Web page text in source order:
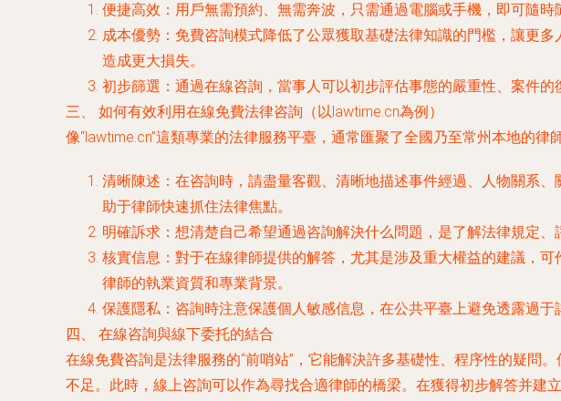
便捷高效 ：用戶無需預約、無需奔波，只需通過電腦或手機，即可隨
成本優勢 ：免費咨詢模式降低了公眾獲取基礎法律知識的門檻，讓更
造成更大損失。
初步篩選 ：通過在線咨詢，當事人可以初步評估事態的嚴重性、案件
三、 如何有效利用在線免費法律咨詢（以lawtime.cn為例）
像“lawtime.cn”這類專業的法律服務平臺，通常匯聚了全國乃至常州本地的律
清晰陳述 ：在咨詢時，請盡量客觀、清晰地描述事件經過、人物關系
助于律師快速抓住法律焦點。
明確訴求 ：想清楚自己希望通過咨詢解決什么問題，是了解法律規定
核實信息 ：對于在線律師提供的解答，尤其是涉及重大權益的建議，
律師的執業資質和專業背景。
保護隱私 ：咨詢時注意保護個人敏感信息，在公共平臺上避免透露過于
四、 在線咨詢與線下委托的結合
在線免費咨詢是法律服務的“前哨站”，它能解決許多基礎性、程序性的疑問
不足。此時，線上咨詢可以作為尋找合適律師的橋梁。在獲得初步解答并